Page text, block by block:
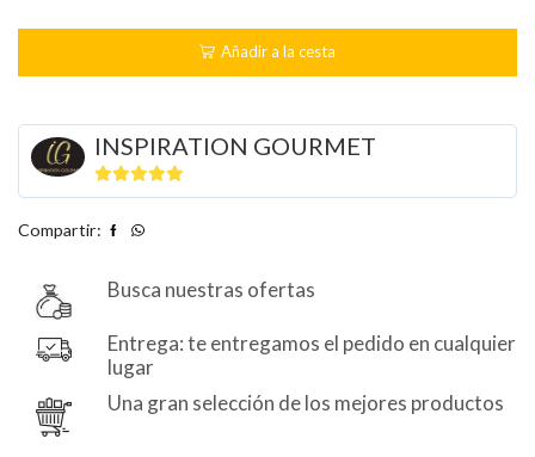
DÁTIL
100%
–
3
Añadir a la cesta
INSPIRATION GOURMET
5de 5
Compartir:
Busca nuestras ofertas
Entrega: te entregamos el pedido en cualquier
lugar
Una gran selección de los mejores productos